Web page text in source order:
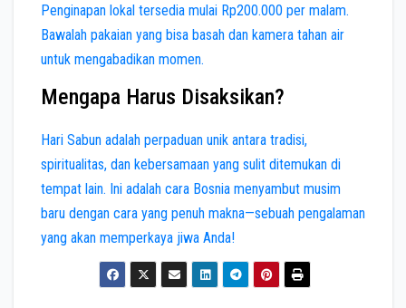
Penginapan lokal tersedia mulai Rp200.000 per malam.
Bawalah pakaian yang bisa basah dan kamera tahan air
untuk mengabadikan momen.
Mengapa Harus Disaksikan?
Hari Sabun adalah perpaduan unik antara tradisi,
spiritualitas, dan kebersamaan yang sulit ditemukan di
tempat lain. Ini adalah cara Bosnia menyambut musim
baru dengan cara yang penuh makna—sebuah pengalaman
yang akan memperkaya jiwa Anda!